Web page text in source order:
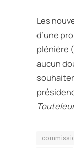
Les
d’une
plénière
aucun